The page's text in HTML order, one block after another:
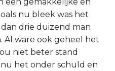
nu bleek was het
drie duizend man
Al ware ook geheel het
niet beter stand
het onder schuld en